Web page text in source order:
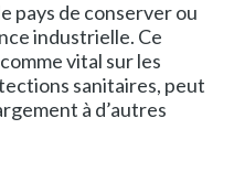
pays de conserver ou
industrielle. Ce
vital sur les
sanitaires, peut
à d’autres